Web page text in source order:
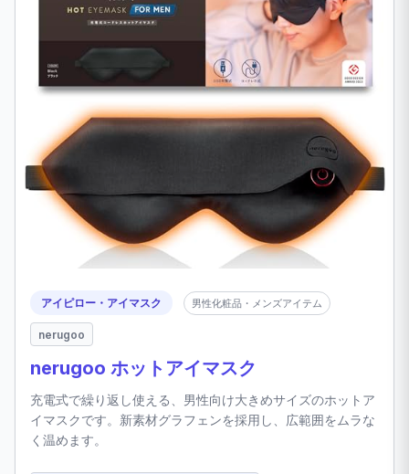
アイピロー・アイマスク 男性化粧品・メンズアイテム
nerugoo
nerugoo ホットアイマスク
充電式で繰り返し使える、男性向け大きめサイズのホットア
イマスクです。新素材グラフェンを採用し、広範囲をムラな
く温めます。